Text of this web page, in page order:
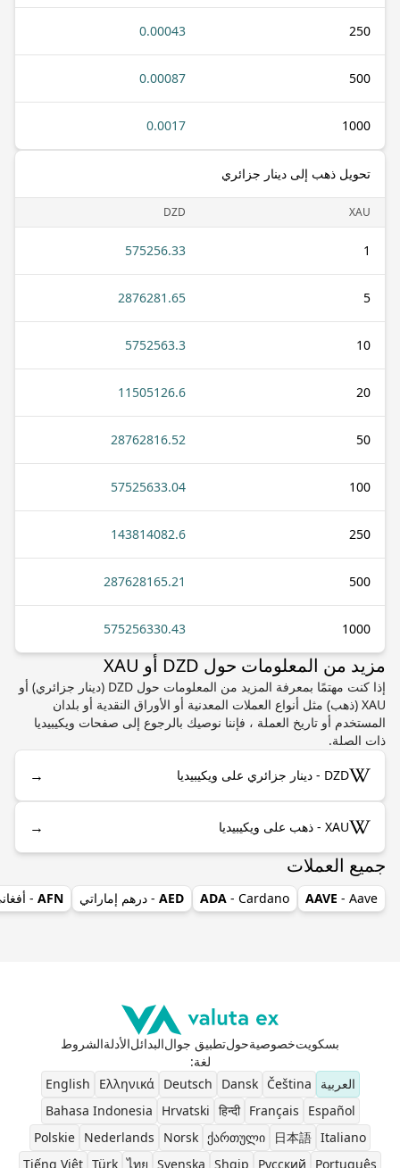
250
0.00043
500
0.00087
1000
0.0017
تحويل ذهب إلى دينار جزائري
XAU
DZD
1
575256.33
5
2876281.65
10
5752563.3
20
11505126.6
50
28762816.52
100
57525633.04
250
143814082.6
500
287628165.21
1000
575256330.43
مزيد من المعلومات حول DZD أو XAU
إذا كنت مهتمًا بمعرفة المزيد من المعلومات حول DZD (دينار جزائري) أو
XAU (ذهب) مثل أنواع العملات المعدنية أو الأوراق النقدية أو بلدان
المستخدم أو تاريخ العملة ، فإننا نوصيك بالرجوع إلى صفحات ويكيبيديا
ذات الصلة.
DZD - دينار جزائري على ويكيبيديا →
XAU - ذهب على ويكيبيديا →
جميع العملات
AAVE - Aave
ADA - Cardano
AED - درهم إماراتي AFN
-
بسكويتخصوصيةحولتطبيق جوالالبدائلالأدلةالشروط
لغة:
العربية
Čeština
Dansk
Deutsch
Ελληνικά
English
Español
Français
हिन्दी
Hrvatski
Bahasa Indonesia
Italiano
日本語
ქართული
Norsk
Nederlands
Polskie
Português
Pусский
Shqip
Svenska
ไทย
Türk
Tiếng Việt